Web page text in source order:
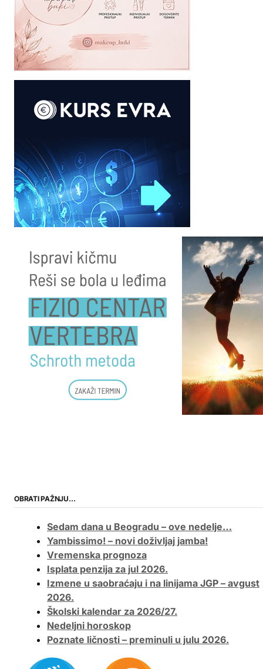
OBRATI PAŽNJU…
Sedam dana u Beogradu – ove nedelje…
Yambissimo! – novi doživljaj jamba!
Vremenska prognoza
Isplata penzija za jul 2026.
Izmene u saobraćaju i na linijama JGP – avgust
2026.
Školski kalendar za 2026/27.
Nedeljni horoskop
Poznate ličnosti – preminuli u julu 2026.